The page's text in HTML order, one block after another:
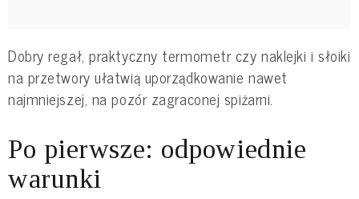
Dobry regał, praktyczny termometr czy naklejki i słoiki
na przetwory ułatwią uporządkowanie nawet
najmniejszej, na pozór zagraconej spiżarni.
Po pierwsze: odpowiednie
warunki